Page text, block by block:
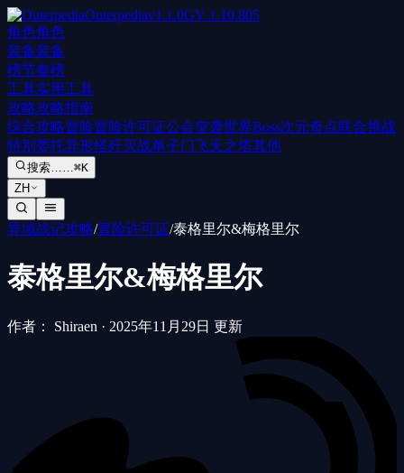
Outerpediav1.1.0GV 1.10.805
角色角色
装备装备
榜节奏榜
工具实用工具
攻略攻略指南
综合攻略冒险冒险许可证公会突袭世界Boss次元奇点联合挑战
特别委托异形怪歼灭战单子门飞天之塔其他
搜索……⌘K
ZH
异域战记攻略/冒险许可证/泰格里尔&梅格里尔
泰格里尔&梅格里尔
作者： Shiraen · 2025年11月29日 更新